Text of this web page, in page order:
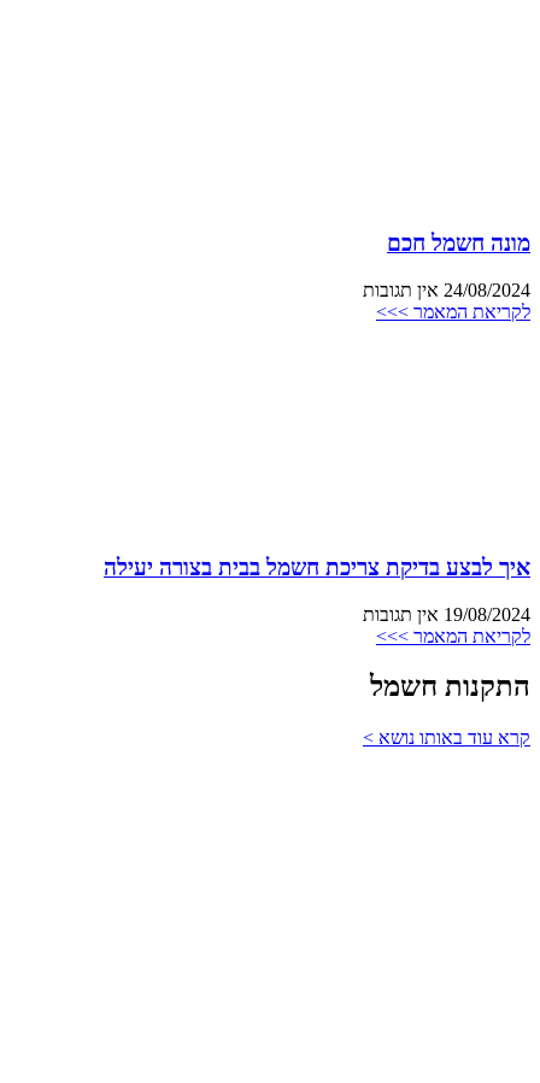
מונה חשמל חכם
24/08/2024 אין תגובות
לקריאת המאמר >>>
איך לבצע בדיקת צריכת חשמל בבית בצורה יעילה
19/08/2024 אין תגובות
לקריאת המאמר >>>
התקנות חשמל
קרא עוד באותו נושא >